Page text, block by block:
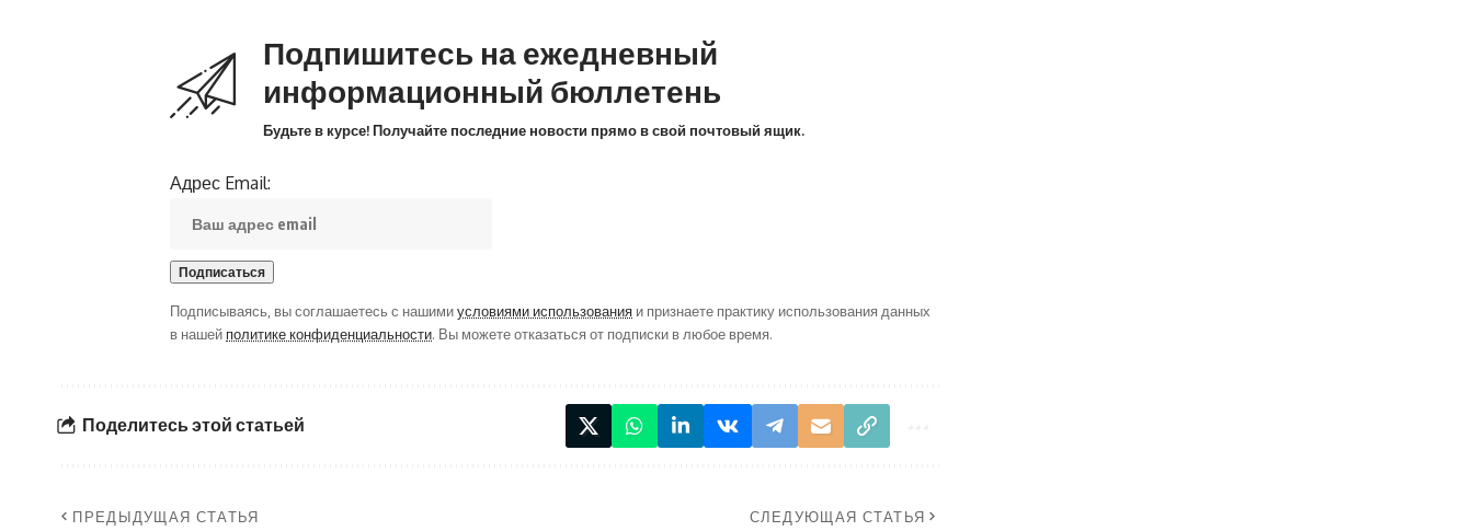
Подпишитесь на ежедневный
информационный бюллетень
Будьте в курсе! Получайте последние новости прямо в свой почтовый ящик.
Адрес Email:
Подписываясь, вы соглашаетесь с нашимиусловиями использования и признаете практику использования данных
в нашей политике конфиденциальности. Вы можете отказаться от подписки в любое время.
Поделитесь этой статьей
ПРЕДЫДУЩАЯ СТАТЬЯ СЛЕДУЮЩАЯ СТАТЬЯ